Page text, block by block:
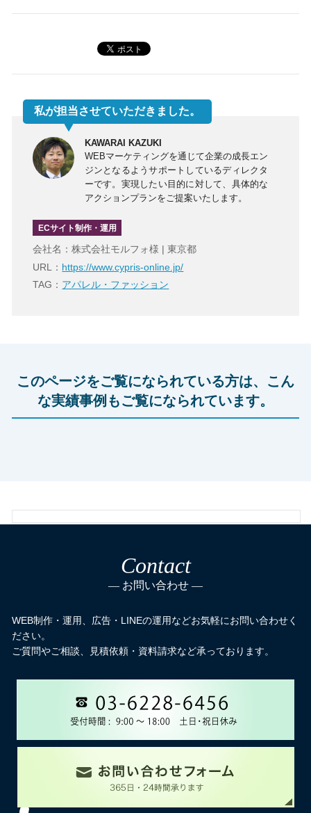
私が担当させていただきました。
KAWARAI KAZUKI
WEBマーケティングを通じて企業の成長エン
ジンとなるようサポートしているディレクタ
ーです。実現したい目的に対して、具体的な
アクションプランをご提案いたします。
ECサイト制作・運用
会社名：株式会社モルフォ様 | 東京都
URL： https://www.cypris-online.jp/
TAG： アパレル・ファッション
このページをご覧になられている方は、こん
な実績事例もご覧になられています。
Contact
お問い合わせ
WEB制作・運用、広告・LINEの運用などお気軽にお問い合わせく
ださい。
ご質問やご相談、見積依頼・資料請求など承っております。